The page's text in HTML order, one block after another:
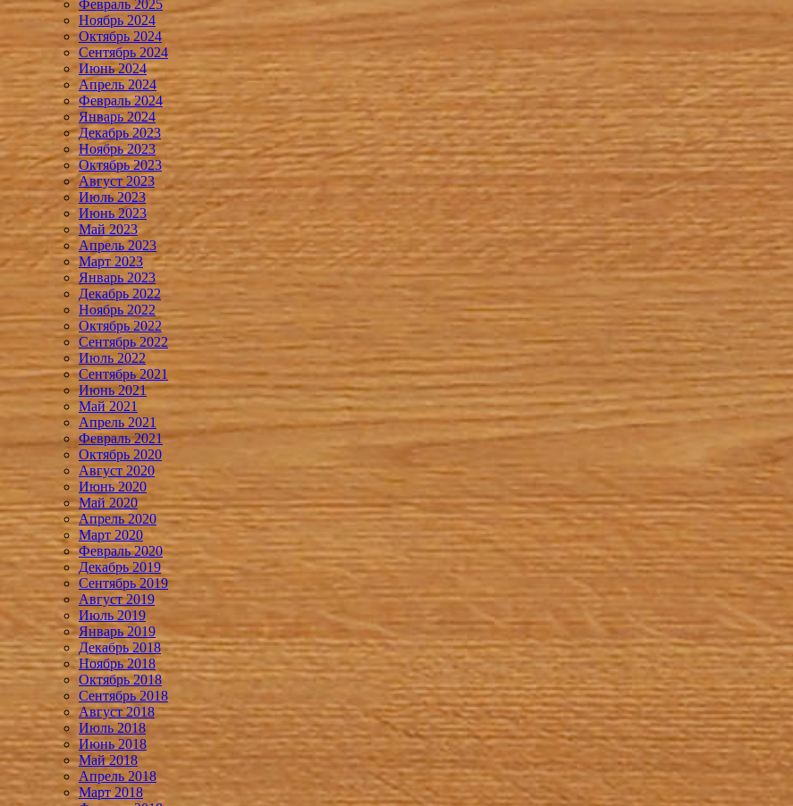
Февраль 2025
Ноябрь 2024
Октябрь 2024
Сентябрь 2024
Июнь 2024
Апрель 2024
Февраль 2024
Январь 2024
Декабрь 2023
Ноябрь 2023
Октябрь 2023
Август 2023
Июль 2023
Июнь 2023
Май 2023
Апрель 2023
Март 2023
Январь 2023
Декабрь 2022
Ноябрь 2022
Октябрь 2022
Сентябрь 2022
Июль 2022
Сентябрь 2021
Июнь 2021
Май 2021
Апрель 2021
Февраль 2021
Октябрь 2020
Август 2020
Июнь 2020
Май 2020
Апрель 2020
Март 2020
Февраль 2020
Декабрь 2019
Сентябрь 2019
Август 2019
Июль 2019
Январь 2019
Декабрь 2018
Ноябрь 2018
Октябрь 2018
Сентябрь 2018
Август 2018
Июль 2018
Июнь 2018
Май 2018
Апрель 2018
Март 2018